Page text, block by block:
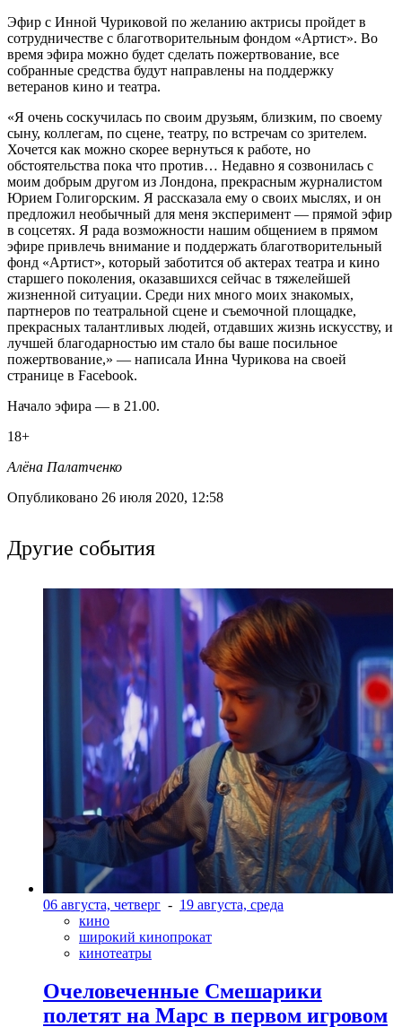
Эфир с Инной Чуриковой по желанию актрисы пройдет в
сотрудничестве с благотворительным фондом «Артист». Во
время эфира можно будет сделать пожертвование, все
собранные средства будут направлены на поддержку
ветеранов кино и театра.
«Я очень соскучилась по своим друзьям, близким, по своему
сыну, коллегам, по сцене, театру, по встречам со зрителем.
Хочется как можно скорее вернуться к работе, но
обстоятельства пока что против… Недавно я созвонилась с
моим добрым другом из Лондона, прекрасным журналистом
Юрием Голигорским. Я рассказала ему о своих мыслях, и он
предложил необычный для меня эксперимент — прямой эфир
в соцсетях. Я рада возможности нашим общением в прямом
эфире привлечь внимание и поддержать благотворительный
фонд «Артист», который заботится об актерах театра и кино
старшего поколения, оказавшихся сейчас в тяжелейшей
жизненной ситуации. Среди них много моих знакомых,
партнеров по театральной сцене и съемочной площадке,
прекрасных талантливых людей, отдавших жизнь искусству, и
лучшей благодарностью им стало бы ваше посильное
пожертвование,» — написала Инна Чурикова на своей
странице в Facebook.
Начало эфира — в 21.00.
18+
Алёна Палатченко
Опубликовано 26 июля 2020, 12:58
Другие события
06 августа, четверг - 19 августа, среда
кино
широкий кинопрокат
кинотеатры
Очеловеченные Смешарики
полетят на Марс в первом игровом